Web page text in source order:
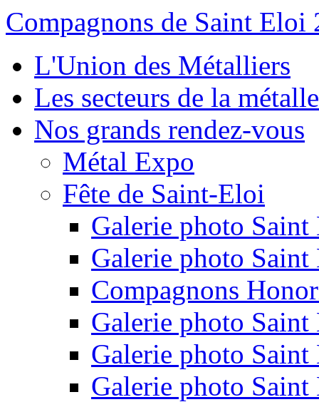
Compagnons de Saint Eloi
L'Union des Métalliers
Les secteurs de la
Nos grands rendez-vous
Métal Expo
Fête de Saint-Eloi
Galerie photo
Galerie photo
Compagnons
Galerie photo
Galerie photo
Galerie photo